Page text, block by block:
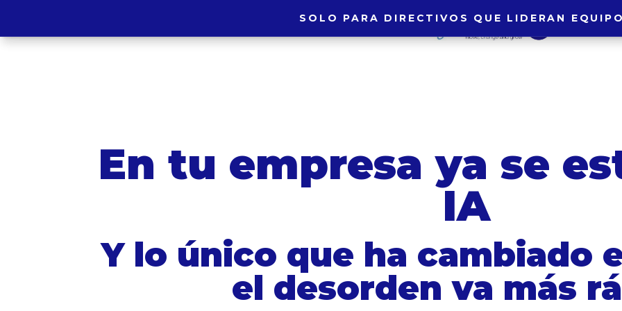
SOLO PARA DIRECTIVOS QUE LIDERAN
En tu empresa ya se
IA
Y lo único que ha cambiado
el desorden va más
SOLO PARA DIRECTIVOS QUE LIDERAN